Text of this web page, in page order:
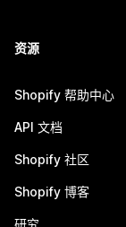
资源
Shopify 帮助中心
API 文档
Shopify 社区
Shopify 博客
研究